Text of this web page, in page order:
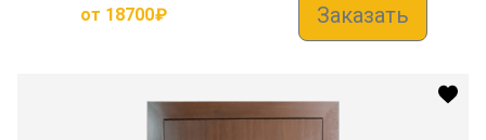
от 18700₽ Заказать